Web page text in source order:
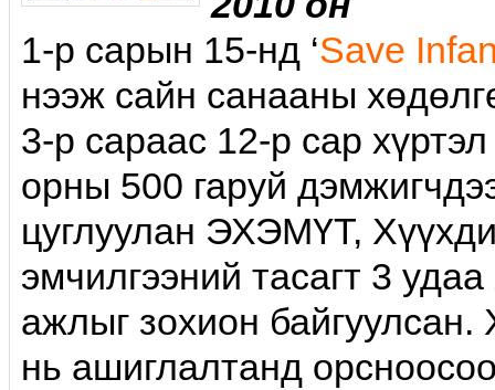
1-р сарын 15-нд ‘Save
нээж сайн санааны
3-р сараас 12-p сар
орны 500 гаруй
цуглуулан ЭХЭМҮТ,
эмчилгээний тасагт 3 удаа
ажлыг зохион
нь ашиглалтанд